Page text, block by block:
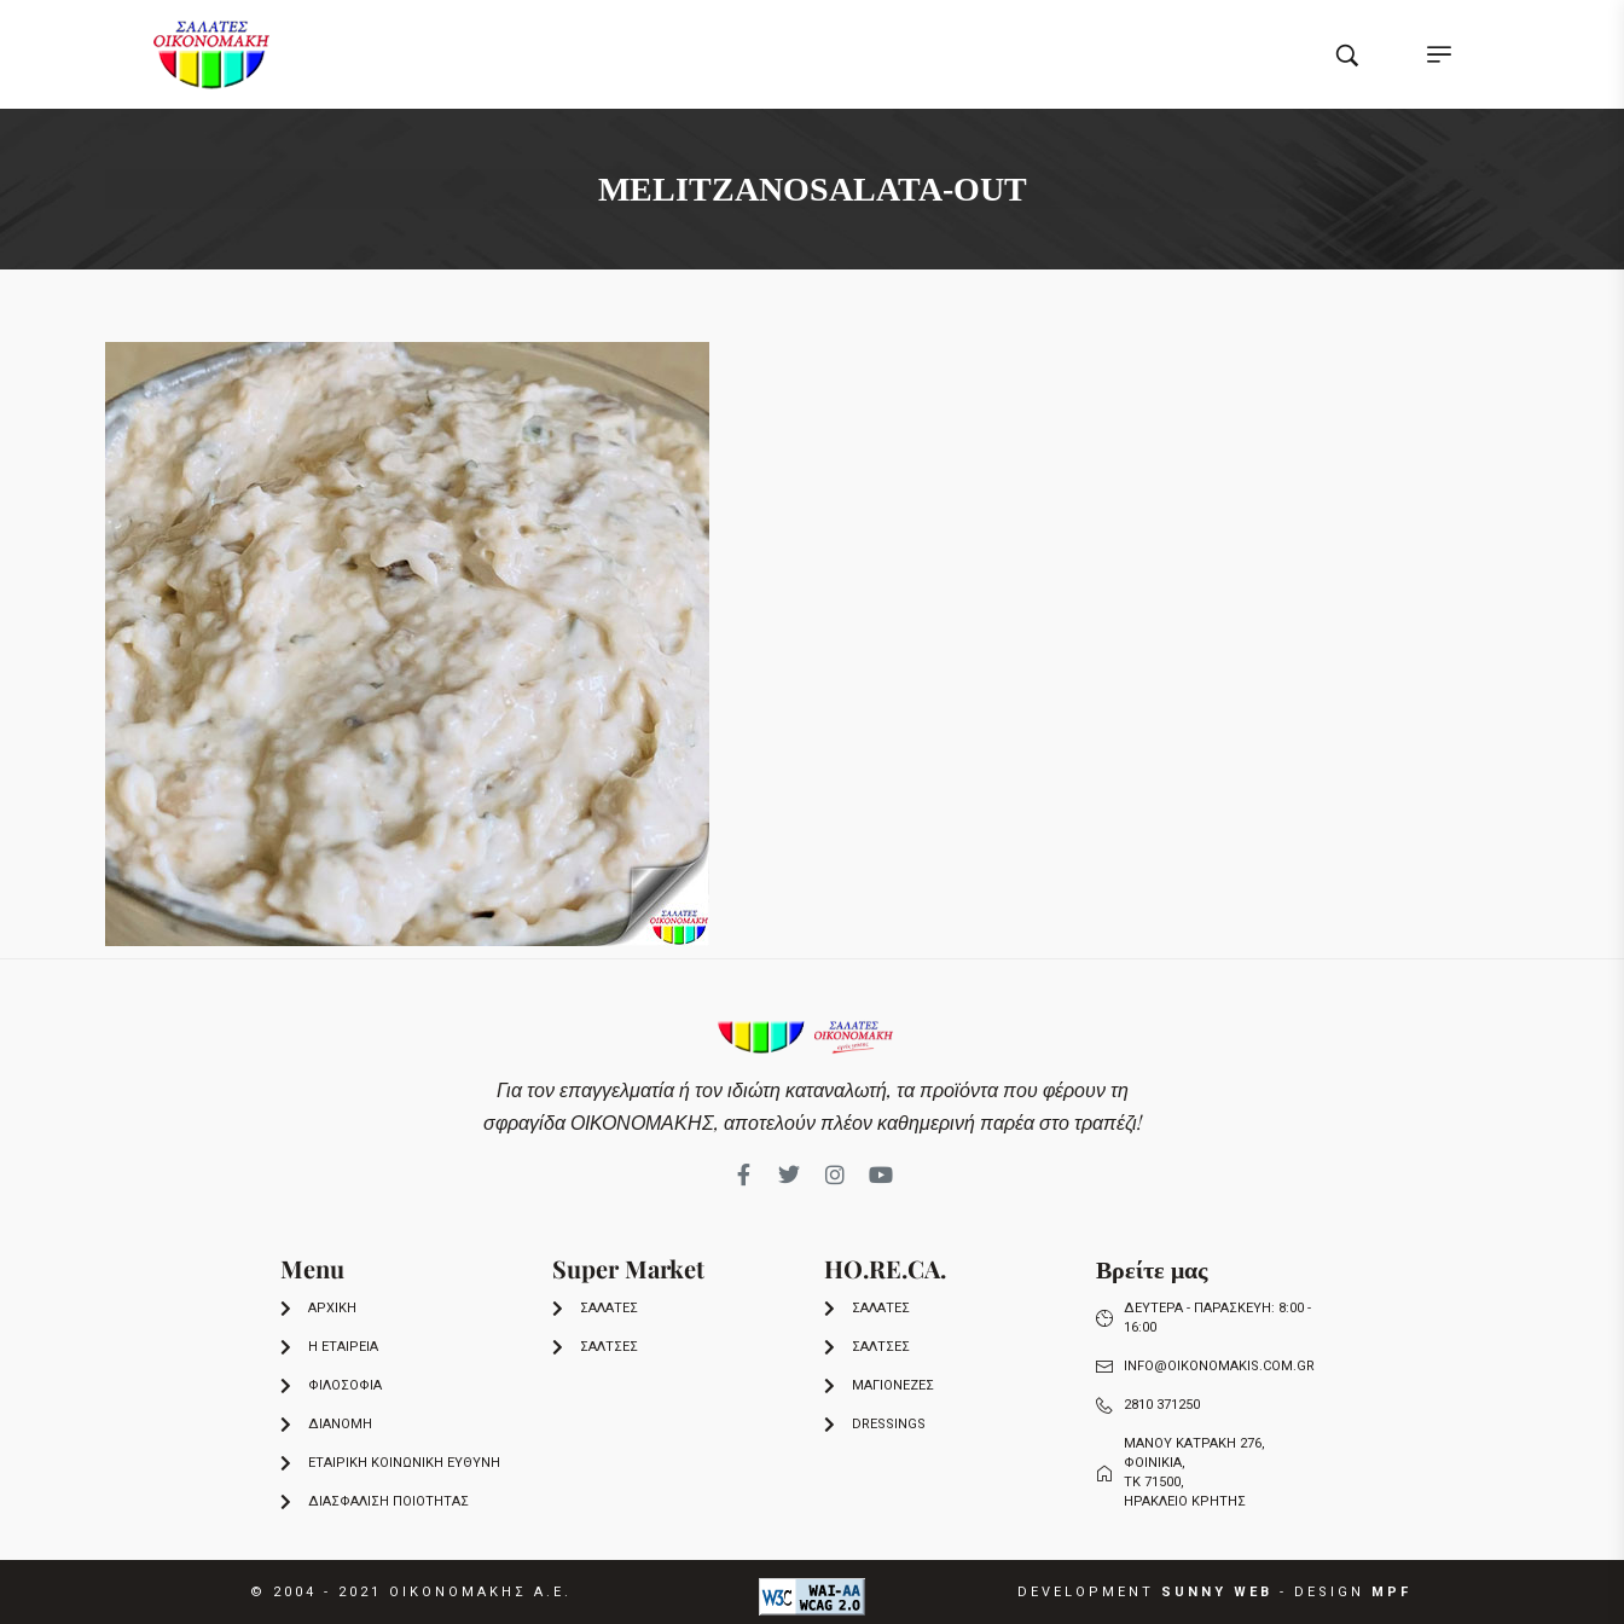
MELITZANOSALATA-OUT
Για τον επαγγελματία ή τον ιδιώτη καταναλωτή, τα προϊόντα που φέρουν τη
σφραγίδα ΟΙΚΟΝΟΜΑΚΗΣ, αποτελούν πλέον καθημερινή παρέα στο τραπέζι!
Menu
ΑΡΧΙΚΗ
Η ΕΤΑΙΡΕΙΑ
ΦΙΛΟΣΟΦΙΑ
ΔΙΑΝΟΜΗ
ΕΤΑΙΡΙΚΉ ΚΟΙΝΩΝΙΚΉ ΕΥΘΎΝΗ
ΔΙΑΣΦΆΛΙΣΗ ΠΟΙΌΤΗΤΑΣ
Super Market
ΣΑΛΑΤΕΣ
ΣΑΛΤΣΕΣ
HO.RE.CA.
ΣΑΛΑΤΕΣ
ΣΑΛΤΣΕΣ
ΜΑΓΙΟΝΕΖΕΣ
DRESSINGS
Βρείτε μας
ΔΕΥΤΕΡΑ - ΠΑΡΑΣΚΕΥΗ: 8:00 -
16:00
INFO@OIKONOMAKIS.COM.GR
2810 371250
ΜΑΝΟΥ ΚΑΤΡΑΚΗ 276,
ΦΟΙΝΙΚΙΑ,
ΤΚ 71500,
ΗΡΑΚΛΕΙΟ ΚΡΗΤΗΣ
© 2004 - 2021 ΟΙΚΟΝΟΜΑΚΗΣ Α.Ε. DEVELOPMENT SUNNY W E B - DESIGN MPF